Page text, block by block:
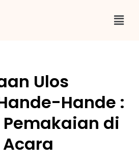
Ulos
Hande :
di